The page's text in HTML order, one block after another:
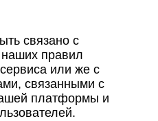
связано с
правил
или же с
связанными с
платформы и